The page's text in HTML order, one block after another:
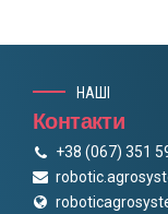
НАШІ
Контакти
+38 (067) 351